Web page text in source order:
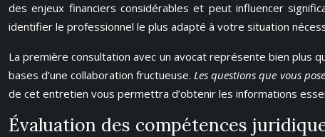
des enjeux financiers considérables et peut influencer
identifier le professionnel le plus adapté à votre situation
La première consultation avec un avocat représente bien plus
bases d’une collaboration fructueuse.Les questions que vous
de cet entretien vous permettra d’obtenir les informations
Évaluation des compétences